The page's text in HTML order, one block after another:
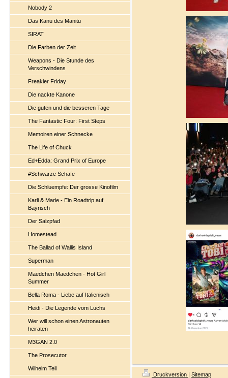
Nobody 2
Das Kanu des Manitu
SIRAT
Die Farben der Zeit
Weapons - Die Stunde des
Verschwindens
Freakier Friday
Die nackte Kanone
Die guten und die besseren Tage
The Fantastic Four: First Steps
Memoiren einer Schnecke
The Life of Chuck
Ed+Edda: Grand Prix of Europe
#Schwarze Schafe
Die Schluempfe: Der grosse Kinofilm
Karli & Marie - Ein Roadtrip auf
Bayrisch
Der Salzpfad
Homestead
The Ballad of Wallis Island
Superman
Maedchen Maedchen - Hot Girl
Summer
Bella Roma - Liebe auf Italienisch
Heidi - Die Legende vom Luchs
Wer will schon einen Astronauten
heiraten
M3GAN 2.0
The Prosecutor
Wilhelm Tell
Druckversion | Sitemap